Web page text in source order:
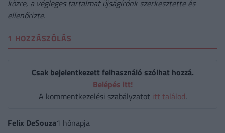
közre, a végleges tartalmat újságírónk szerkesztette és
ellenőrizte.
1 HOZZÁSZÓLÁS
Csak bejelentkezett felhasználó szólhat hozzá.
Belépés itt!
A kommentkezelési szabályzatot itt találod.
Felix DeSouza1 hónapja